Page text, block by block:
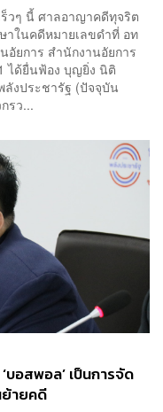
วๆ นี้ ศาลอาญาคดีทุจริต
าในคดีหมายเลขดำที่ อท
อัยการ สำนักงานอัยการ
ได้ยื่นฟ้อง บุญยิ่ง นิติ
งประชารัฐ (ปัจจุบัน
รว...
บอสพอล’ เป็นการจัด
ย้ายคดี